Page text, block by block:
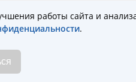
работы сайта и
.